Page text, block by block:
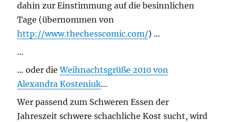
dahin zur Einstimmung auf die besinnlichen
Tage (übernommen von
http://www.thechesscomic.com/) …
…
… oder dieWeihnachtsgrüße 2010 von
Alexandra Kosteniuk…
Wer passend zum Schweren Essen der
Jahreszeit schwere schachliche Kost sucht, wird